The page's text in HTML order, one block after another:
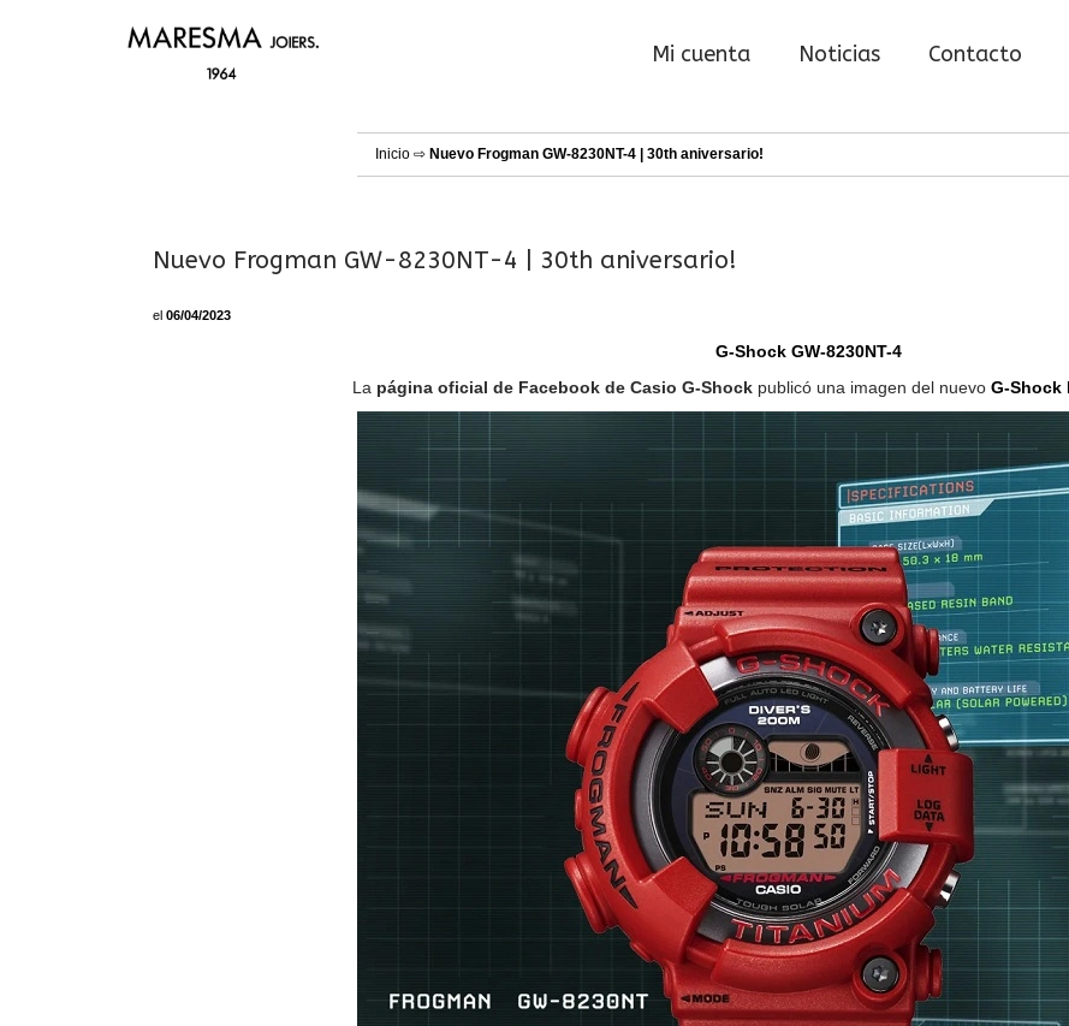
Mi cuenta Noticias Contacto
Inicio ⇨ Nuevo Frogman GW-8230NT-4 | 30th aniversario!
Nuevo Frogman GW-8230NT-4 | 30th aniversario!
el 06/04/2023
G-Shock GW-8230NT-4
La página oficial de Facebook de Casio G-Shockpublicó una imagen del nuevo G-Shock